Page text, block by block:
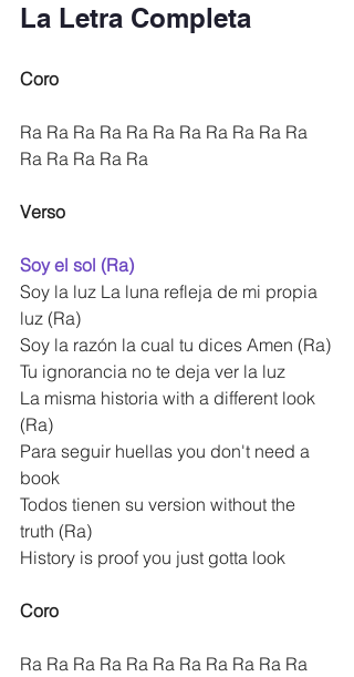
La Letra Completa
Coro
Ra Ra Ra Ra Ra Ra Ra Ra Ra Ra Ra
Ra Ra Ra Ra Ra
Verso
Soy el sol (Ra)
Soy la luz La luna refleja de mi propia
luz (Ra)
Soy la razón la cual tu dices Amen (Ra)
Tu ignorancia no te deja ver la luz
La misma historia with a different look
(Ra)
Para seguir huellas you don't need a
book
Todos tienen su version without the
truth (Ra)
History is proof you just gotta look
Coro
Ra Ra Ra Ra Ra Ra Ra Ra Ra Ra Ra